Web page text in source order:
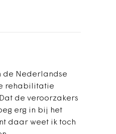
de Nederlandse
rehabilitatie
de veroorzakers
erg in bij het
daar weet ik toch